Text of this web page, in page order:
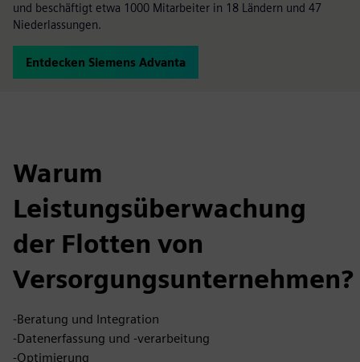
und beschäftigt etwa 1000 Mitarbeiter in 18 Ländern und 47
Niederlassungen.
Entdecken Siemens Advanta
Warum
Leistungsüberwachung
der Flotten von
Versorgungsunternehmen?
-Beratung und Integration
-Datenerfassung und -verarbeitung
-Optimierung